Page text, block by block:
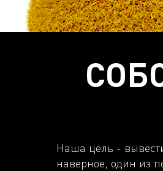
Наша цель -
наверное, один из